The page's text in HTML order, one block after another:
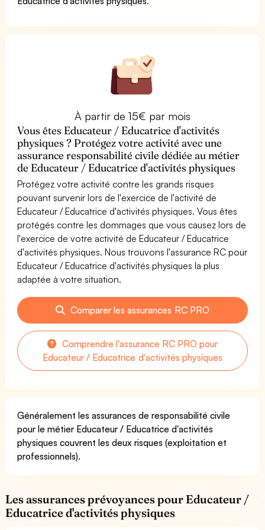
À partir de 15€ par mois
Vous êtes Educateur / Educatrice d'activités
physiques ? Protégez votre activité avec une
assurance responsabilité civile dédiée au métier
de Educateur / Educatrice d'activités physiques
Protégez votre activité contre les grands risques
pouvant survenir lors de l'exercice de l'activité de
Educateur / Educatrice d'activités physiques. Vous êtes
protégés contre les dommages que vous causez lors de
l'exercice de votre activité de Educateur / Educatrice
d'activités physiques. Nous trouvons l'assurance RC pour
Educateur / Educatrice d'activités physiques la plus
adaptée à votre situation.
Comparer les assurances RC PRO
Comprendre l'assurance RC PRO pour
Educateur / Educatrice d'activités physiques
Généralement les assurances de responsabilité civile
pour le métier Educateur / Educatrice d'activités
physiques couvrent les deux risques (exploitation et
professionnels).
Les assurances prévoyances pour Educateur /
Educatrice d'activités physiques